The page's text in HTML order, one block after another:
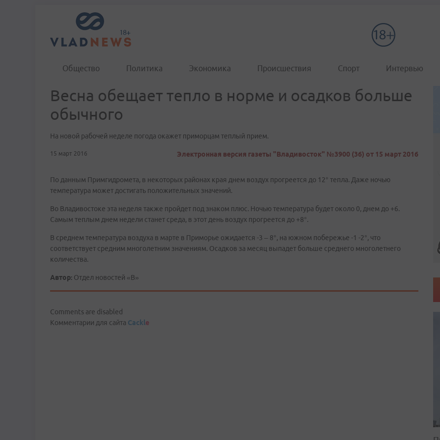
Общество Политика Экономика Происшествия Спорт Интервью
Весна обещает тепло в норме и осадков больше
обычного
На новой рабочей неделе погода окажет приморцам теплый прием.
15 март 2016 Электронная версия газеты "Владивосток" №3900 (36) от 15 март 2016
По данным Примгидромета, в некоторых районах края днем воздух прогреется до 12° тепла. Даже ночью
температура может достигать положительных значений.
Во Владивостоке эта неделя также пройдет под знаком плюс. Ночью температура будет около 0, днем до +6.
Самым теплым днем недели станет среда, в этот день воздух прогреется до +8°.
В среднем температура воздуха в марте в Приморье ожидается -3 – 8°, на южном побережье -1 -2°, что
соответствует средним многолетним значениям. Осадков за месяц выпадет больше среднего многолетнего
количества.
Автор: Отдел новостей «В»
Comments are disabled
Комментарии для сайта Cackle